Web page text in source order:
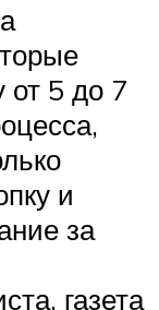
от 5 до 7
и
за
газета